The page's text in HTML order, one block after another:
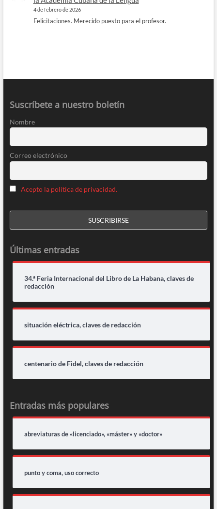
4 de febrero de 2026
Felicitaciones. Merecido puesto para el profesor.
Suscríbete a nuestro boletín
Nombre
Correo electrónico
Acepto la política de privacidad.
Últimas entradas
34.ª Feria Internacional del Libro de La Habana, claves de
redacción
situación eléctrica, claves de redacción
centenario de Fidel, claves de redacción
Entradas más populares
abreviaturas de «licenciado», «máster» y «doctor»
punto y coma, uso correcto